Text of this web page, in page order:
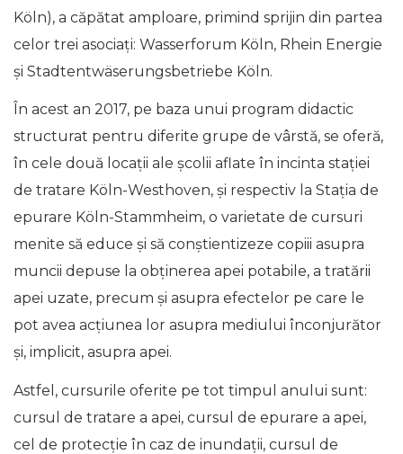
Köln), a căpătat amploare, primind sprijin din partea
celor trei asociați: Wasserforum Köln, Rhein Energie
şi Stadtentwäserungsbetriebe Köln.
În acest an 2017, pe baza unui program didactic
structurat pentru diferite grupe de vârstă, se oferă,
în cele două locații ale școlii aflate în incinta stației
de tratare Köln-Westhoven, și respectiv la Stația de
epurare Köln-Stammheim, o varietate de cursuri
menite să educe și să conștientizeze copiii asupra
muncii depuse la obținerea apei potabile, a tratării
apei uzate, precum și asupra efectelor pe care le
pot avea acțiunea lor asupra mediului înconjurător
și, implicit, asupra apei.
Astfel, cursurile oferite pe tot timpul anului sunt:
cursul de tratare a apei, cursul de epurare a apei,
cel de protecție în caz de inundații, cursul de